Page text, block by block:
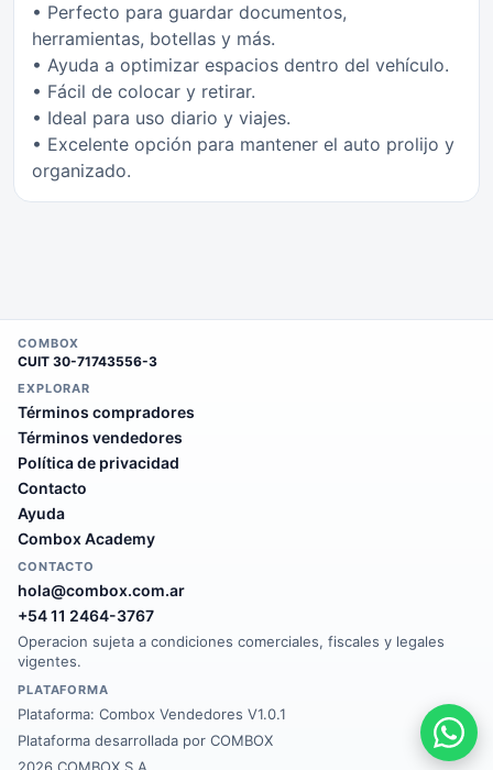
• Perfecto para guardar documentos,
herramientas, botellas y más.
• Ayuda a optimizar espacios dentro del vehículo.
• Fácil de colocar y retirar.
• Ideal para uso diario y viajes.
• Excelente opción para mantener el auto prolijo y
organizado.
COMBOX
CUIT 30-71743556-3
EXPLORAR
Términos compradores
Términos vendedores
Política de privacidad
Contacto
Ayuda
Combox Academy
CONTACTO
hola@combox.com.ar
+54 11 2464-3767
Operacion sujeta a condiciones comerciales, fiscales y legales
vigentes.
PLATAFORMA
Plataforma: Combox Vendedores V1.0.1
Plataforma desarrollada por COMBOX